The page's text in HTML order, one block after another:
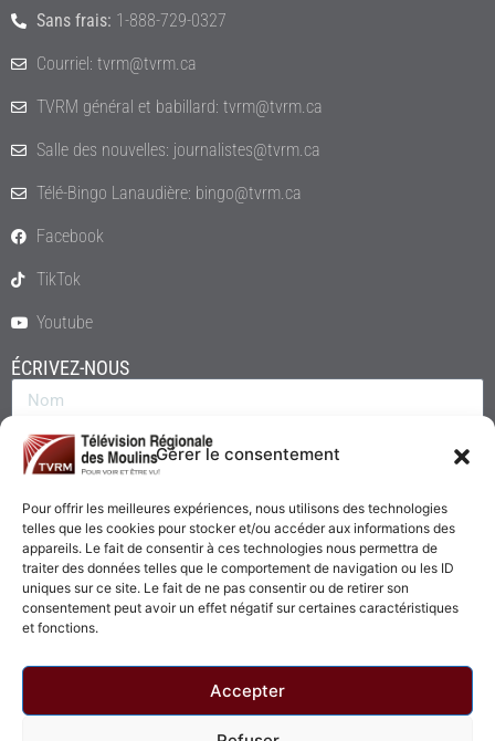
Gérer le consentement
Pour offrir les meilleures expériences, nous utilisons des technologies
telles que les cookies pour stocker et/ou accéder aux informations des
appareils. Le fait de consentir à ces technologies nous permettra de
traiter des données telles que le comportement de navigation ou les ID
uniques sur ce site. Le fait de ne pas consentir ou de retirer son
consentement peut avoir un effet négatif sur certaines caractéristiques
et fonctions.
Accepter
Sans frais: 1-888-729-0327
Courriel: tvrm@tvrm.ca
TVRM général et babillard: tvrm@tvrm.ca
Salle des nouvelles: journalistes@tvrm.ca
Télé-Bingo Lanaudière: bingo@tvrm.ca
Facebook
TikTok
Youtube
ÉCRIVEZ-NOUS